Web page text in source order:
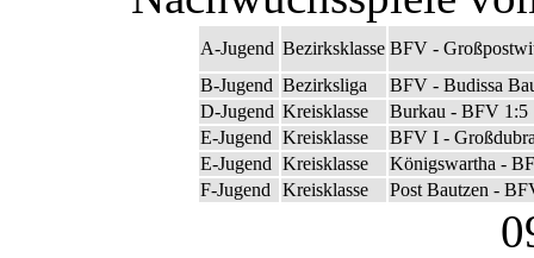
A-Jugend Bezirksklasse BFV -
B-Jugend Bezirksliga
BFV - Budissa
D-Jugend Kreisklasse
Burkau - BFV 1:5
E-Jugend Kreisklasse
BFV I -
E-Jugend Kreisklasse
Königswartha -
F-Jugend
Kreisklasse Post Bautzen -